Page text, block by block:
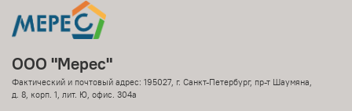
ООО "Мерес"
Фактический и почтовый адрес: 195027, г. Санкт-Петербург, пр-т Шаумяна,
д. 8, корп. 1, лит. Ю, офис. 304а